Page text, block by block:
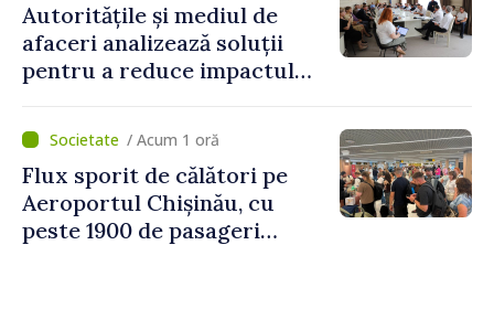
Autoritățile și mediul de
afaceri analizează soluții
pentru a reduce impactul
asupra economiei
/ Acum 1 oră
Flux sporit de călători pe
Aeroportul Chișinău, cu
peste 1900 de pasageri